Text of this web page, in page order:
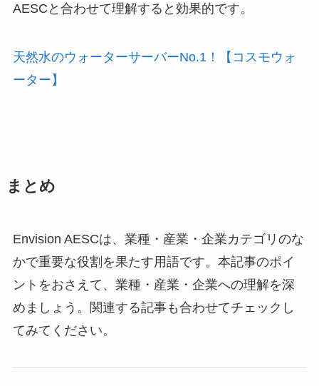
AESCと合わせて理解すると効果的です。
天然水のウォーターサーバーNo.1！【コスモウォ
ーター】
まとめ
Envision AESCは、業種・産業・企業カテゴリのな
かで重要な役割を果たす用語です。本記事のポイ
ントをおさえて、業種・産業・企業への理解を深
めましょう。関連する記事も合わせてチェックし
てみてください。